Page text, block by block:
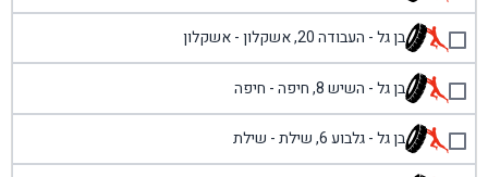
בן גל - העבודה 20, אשקלון - אשקלון
בן גל - השיש 8, חיפה - חיפה
בן גל - גלבוע 6, שילת - שילת